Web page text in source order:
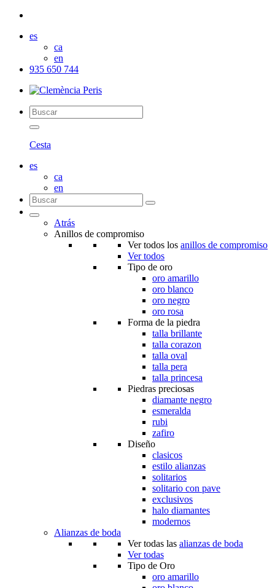
es
ca
en
935 650 744
Cesta
es
ca
en
Atrás
Anillos de compromiso
Ver todos los anillos de compromiso
Ver todos
Tipo de oro
oro amarillo
oro blanco
oro negro
oro rosa
Forma de la piedra
talla brillante
talla corazon
talla oval
talla pera
talla princesa
Piedras preciosas
diamante negro
esmeralda
rubi
zafiro
Diseño
clasicos
estilo alianzas
solitarios
solitario con pave
exclusivos
halo diamantes
modernos
Alianzas de boda
Ver todas las alianzas de boda
Ver todas
Tipo de Oro
oro amarillo